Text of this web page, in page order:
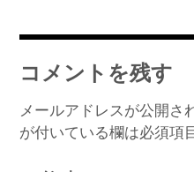
コメントを残す
メールアドレスが公開さ
が付いている欄は必須項